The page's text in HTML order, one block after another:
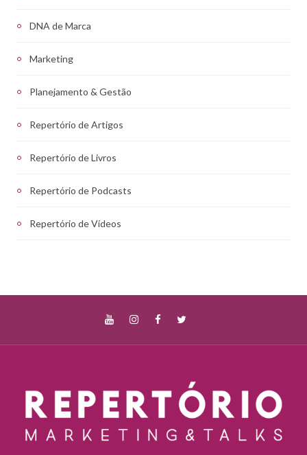
DNA de Marca
Marketing
Planejamento & Gestão
Repertório de Artigos
Repertório de Livros
Repertório de Podcasts
Repertório de Vídeos